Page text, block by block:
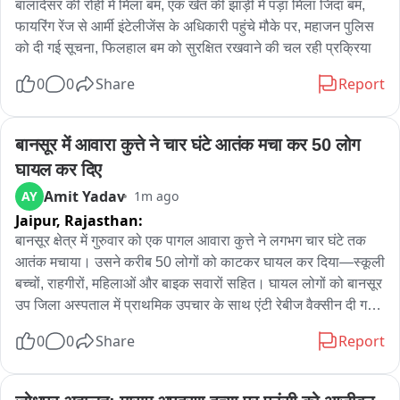
बालादेसर की रोही में मिला बम, एक खेत की झाड़ी में पड़ा मिला जिंदा बम,
फायरिंग रेंज से आर्मी इंटेलीजेंस के अधिकारी पहुंचे मौके पर, महाजन पुलिस
को दी गई सूचना, फिलहाल बम को सुरक्षित रखवाने की चल रही प्रक्रिया
0 0 Share Report
बानसूर में आवारा कुत्ते ने चार घंटे आतंक मचा कर 50 लोग
घायल कर दिए
AY Amit Yadav 1m ago
Jaipur, Rajasthan:
बानसूर क्षेत्र में गुरुवार को एक पागल आवारा कुत्ते ने लगभग चार घंटे तक
आतंक मचाया। उसने करीब 50 लोगों को काटकर घायल कर दिया—स्कूली
बच्चों, राहगीरों, महिलाओं और बाइक सवारों सहित। घायल लोगों को बानसूर
उप जिला अस्पताल में प्राथमिक उपचार के साथ एंटी रेबीज वैक्सीन दी गई।
स्थानीय residents ने शिकायत की। डीएसपी मनीषा मीणा ने नगर पालिका
के बाद उसे मार गिराया गया। इस घटना से क्षेत्र में दहशत फैल गई और
0 0 Share Report